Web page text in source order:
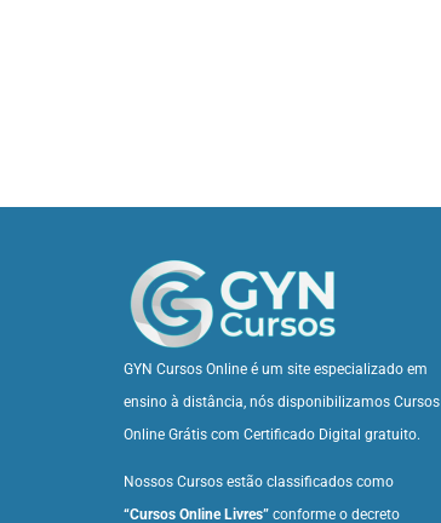
GYN Cursos Online é um site especializado em
ensino à distância, nós disponibilizamos Cursos
Online Grátis com Certificado Digital gratuito.
Nossos Cursos estão classificados como
“Cursos Online Livres” conforme o decreto